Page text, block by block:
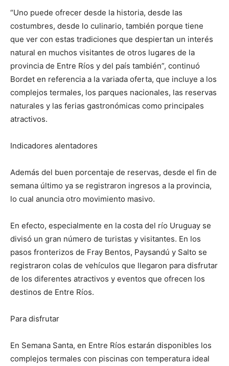
“Uno puede ofrecer desde la historia, desde las
costumbres, desde lo culinario, también porque tiene
que ver con estas tradiciones que despiertan un interés
natural en muchos visitantes de otros lugares de la
provincia de Entre Ríos y del país también”, continuó
Bordet en referencia a la variada oferta, que incluye a los
complejos termales, los parques nacionales, las reservas
naturales y las ferias gastronómicas como principales
atractivos.
Indicadores alentadores
Además del buen porcentaje de reservas, desde el fin de
semana último ya se registraron ingresos a la provincia,
lo cual anuncia otro movimiento masivo.
En efecto, especialmente en la costa del río Uruguay se
divisó un gran número de turistas y visitantes. En los
pasos fronterizos de Fray Bentos, Paysandú y Salto se
registraron colas de vehículos que llegaron para disfrutar
de los diferentes atractivos y eventos que ofrecen los
destinos de Entre Ríos.
Para disfrutar
En Semana Santa, en Entre Ríos estarán disponibles los
complejos termales con piscinas con temperatura ideal